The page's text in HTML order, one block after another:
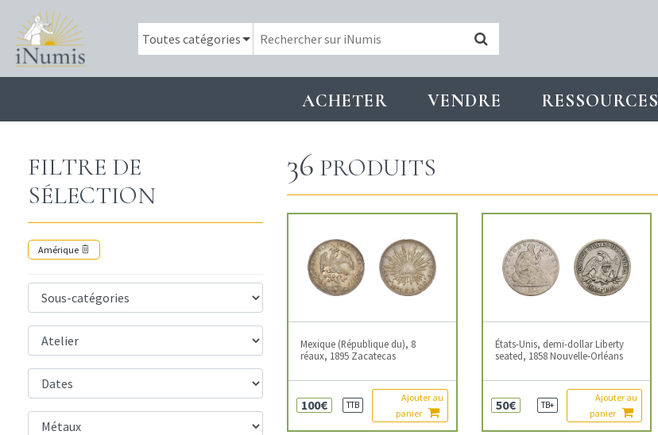
ACHETER VENDRE RESSOURCES
FILTRE DE
SÉLECTION
Amérique
36 PRODUITS
Mexique (République du), 8
réaux, 1895 Zacatecas
100€ TTB
Ajouter au
panier
États-Unis, demi-dollar Liberty
seated, 1858 Nouvelle-Orléans
50€ TB+
Ajouter au
panier